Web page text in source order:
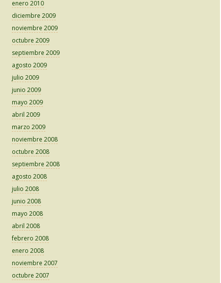
enero 2010
diciembre 2009
noviembre 2009
octubre 2009
septiembre 2009
agosto 2009
julio 2009
junio 2009
mayo 2009
abril 2009
marzo 2009
noviembre 2008
octubre 2008
septiembre 2008
agosto 2008
julio 2008
junio 2008
mayo 2008
abril 2008
febrero 2008
enero 2008
noviembre 2007
octubre 2007